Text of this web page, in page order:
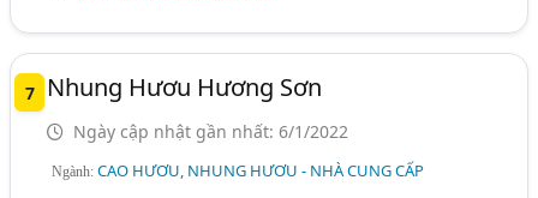
7 Nhung Hươu Hương Sơn
Ngày cập nhật gần nhất: 6/1/2022
Ngành:CAO HƯƠU, NHUNG HƯƠU - NHÀ CUNG CẤP